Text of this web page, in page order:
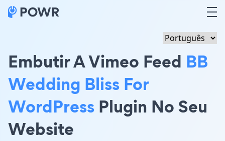
Embutir A Vimeo Feed BB
Wedding Bliss For
WordPress Plugin No Seu
Website